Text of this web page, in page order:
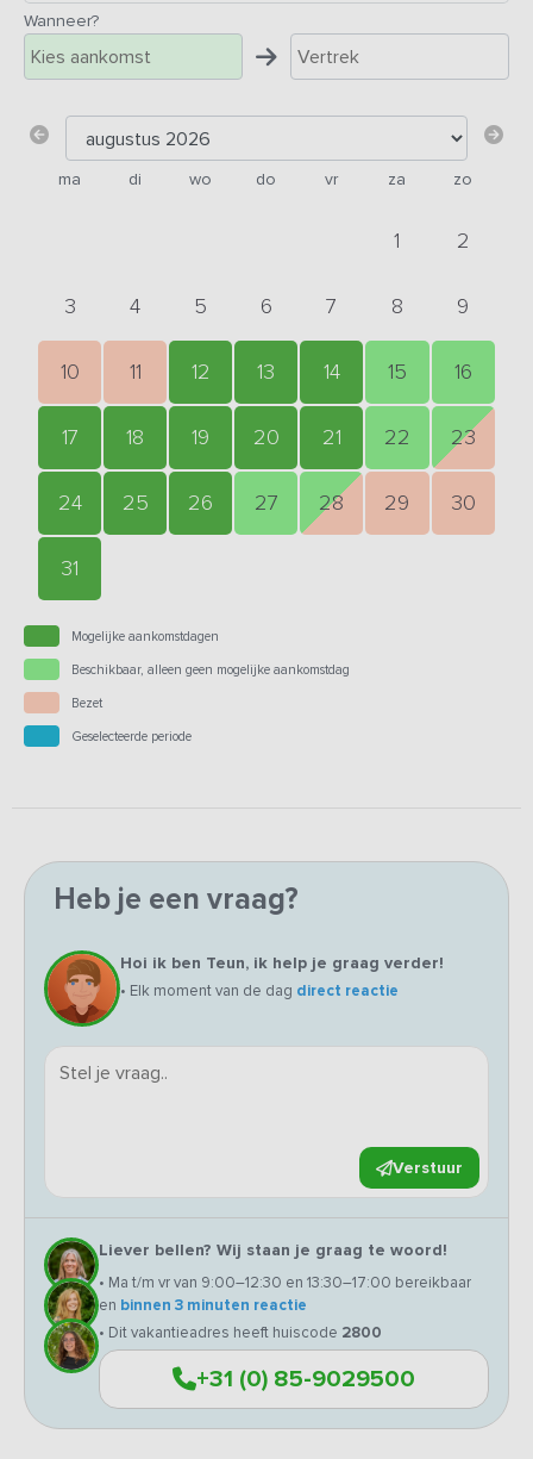
Wanneer?
ma di wo do vr za zo
1 2
3 4 5 6 7 8 9
10 11 12 13 14 15 16
17 18 19 20 21 22 23
24 25 26 27 28 29 30
31
Mogelijke aankomstdagen
Beschikbaar, alleen geen mogelijke aankomstdag
Bezet
Geselecteerde periode
Heb je een vraag?
Hoi ik ben Teun, ik help je graag verder!
• Elk moment van de dag direct reactie
Verstuur
Liever bellen? Wij staan je graag te woord!
• Ma t/m vr van 9:00–12:30 en 13:30–17:00 bereikbaar
en binnen 3 minuten reactie
• Dit vakantieadres heeft huiscode 2800
+31 (0) 85-9029500